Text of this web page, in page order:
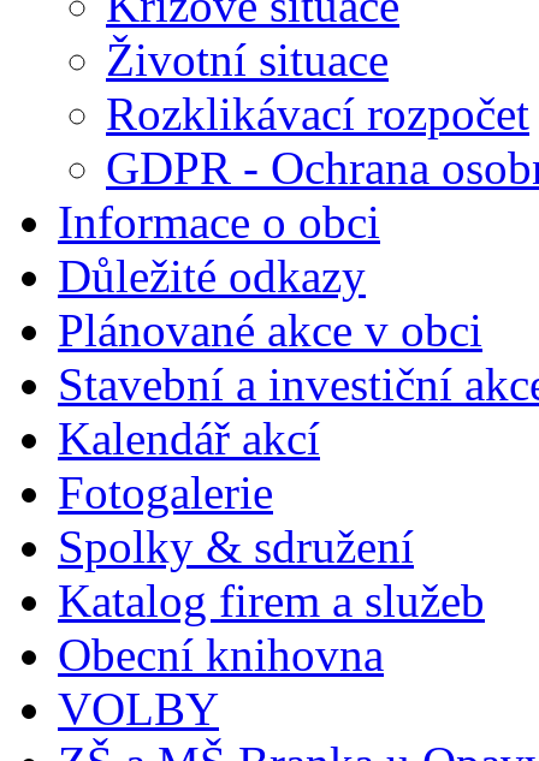
Životní situace
Rozklikávací rozpočet
GDPR - Ochrana
Informace o obci
Důležité odkazy
Plánované akce v obci
Stavební a investiční
Kalendář akcí
Fotogalerie
Spolky & sdružení
Katalog firem a služeb
Obecní knihovna
VOLBY